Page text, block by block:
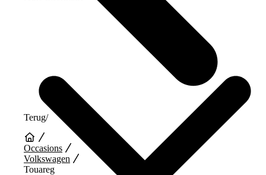
Terug/
Occasions
Volkswagen
Touareg